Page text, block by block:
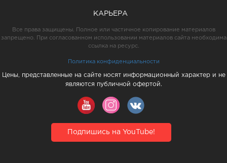
КАРЬЕРА
Все права защищены. Полное или частичное копирование материалов
запрещено. При согласованном использовании материалов сайта необходима
ссылка на ресурс.
Политика конфиденциальности
Цены, представленные на сайте носят информационный характер и не
являются публичной офертой.
Подпишись на YouTube!